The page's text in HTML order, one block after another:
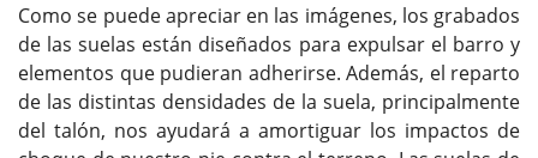
Como se puede apreciar en las imágenes, los grabados
de las suelas están diseñados para expulsar el barro y
elementos que pudieran adherirse. Además, el reparto
de las distintas densidades de la suela, principalmente
del talón, nos ayudará a amortiguar los impactos de